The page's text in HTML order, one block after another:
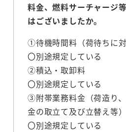
料金、燃料サーチャージ
はございましたか。
①待機時間料（荷待ちに対
〇別途規定している
②積込・取卸料
〇別途規定している
③附帯業務料金（荷造り
金の取立て及び立替え等）
〇別途規定している